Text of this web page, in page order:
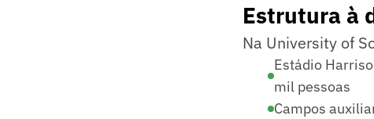
Estrutura à
Na University of
Estádio
mil pessoas
Campos